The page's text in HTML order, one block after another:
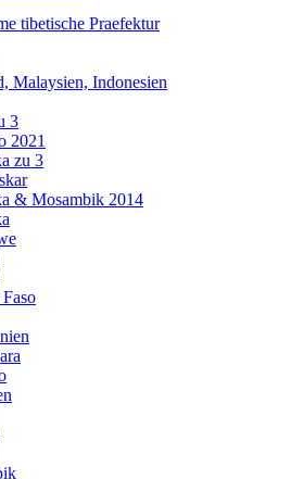
tibetische Praefektur
Malaysien, Indonesien
3
2021
zu 3
& Mosambik 2014